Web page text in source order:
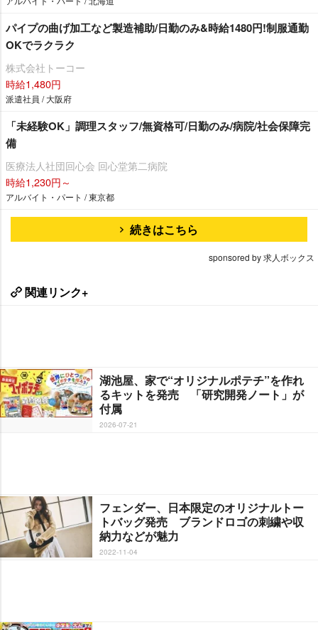
パイプの曲げ加工など製造補助/日勤のみ&時給1480円!制服通勤
OKでラクラク
株式会社トーコー
時給1,480円
派遣社員 / 大阪府
「未経験OK」調理スタッフ/無資格可/日勤のみ/病院/社会保障完
備
医療法人社団回心会 回心堂第二病院
時給1,230円～
アルバイト・パート / 東京都
続きはこちら
sponsored by 求人ボックス
関連リンク+
湖池屋、家で“オリジナルポテチ”を作れ
るキットを発売 「研究開発ノート」が
付属
2026-07-21
フェンダー、日本限定のオリジナルトー
トバッグ発売 ブランドロゴの刺繍や収
納力などが魅力
2022-11-04